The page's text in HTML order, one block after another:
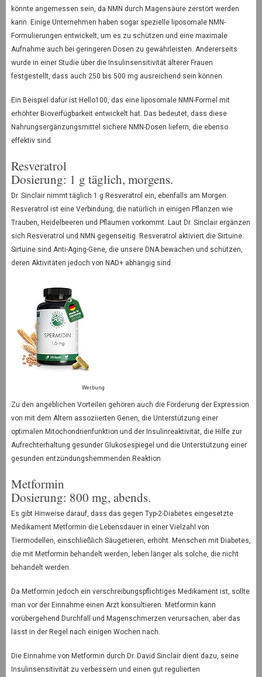
könnte angemessen sein, da NMN durch Magensäure zerstört werden
kann. Einige Unternehmen haben sogar spezielle liposomale NMN-
Formulierungen entwickelt, um es zu schützen und eine maximale
Aufnahme auch bei geringeren Dosen zu gewährleisten. Andererseits
wurde in einer Studie über die Insulinsensitivität älterer Frauen
festgestellt, dass auch 250 bis 500 mg ausreichend sein können.
Ein Beispiel dafür ist Hello100, das eine liposomale NMN-Formel mit
erhöhter Bioverfügbarkeit entwickelt hat. Das bedeutet, dass diese
Nahrungsergänzungsmittel sichere NMN-Dosen liefern, die ebenso
effektiv sind.
Resveratrol
Dosierung: 1 g täglich, morgens.
Dr. Sinclair nimmt täglich 1 g Resveratrol ein, ebenfalls am Morgen.
Resveratrol ist eine Verbindung, die natürlich in einigen Pflanzen wie
Trauben, Heidelbeeren und Pflaumen vorkommt. Laut Dr. Sinclair ergänzen
sich Resveratrol und NMN gegenseitig. Resveratrol aktiviert die Sirtuine.
Sirtuine sind Anti-Aging-Gene, die unsere DNA bewachen und schützen,
deren Aktivitäten jedoch von NAD+ abhängig sind.
Werbung
Zu den angeblichen Vorteilen gehören auch die Förderung der Expression
von mit dem Altern assoziierten Genen, die Unterstützung einer
optimalen Mitochondrienfunktion und der Insulinreaktivität, die Hilfe zur
Aufrechterhaltung gesunder Glukosespiegel und die Unterstützung einer
gesunden entzündungshemmenden Reaktion.
Metformin
Dosierung: 800 mg, abends.
Es gibt Hinweise darauf, dass das gegen Typ-2-Diabetes eingesetzte
Medikament Metformin die Lebensdauer in einer Vielzahl von
Tiermodellen, einschließlich Säugetieren, erhöht. Menschen mit Diabetes,
die mit Metformin behandelt werden, leben länger als solche, die nicht
behandelt werden.
Da Metformin jedoch ein verschreibungspflichtiges Medikament ist, sollte
man vor der Einnahme einen Arzt konsultieren. Metformin kann
vorübergehend Durchfall und Magenschmerzen verursachen, aber das
lässt in der Regel nach einigen Wochen nach.
Die Einnahme von Metformin durch Dr. David Sinclair dient dazu, seine
Insulinsensitivität zu verbessern und einen gut regulierten